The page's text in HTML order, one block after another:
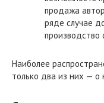
продажа
ряде случае
производство
Наиболее
только два из них — о